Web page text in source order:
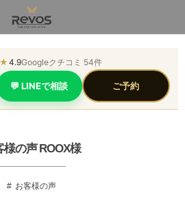
4.9Googleクチコミ 54件
💬 LINEで相談 ご予約
様の声 ROOX様
お客様の声